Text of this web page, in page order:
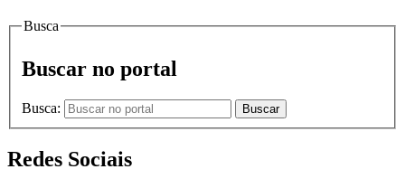
Busca
Buscar no portal
Busca: Buscar
Redes Sociais